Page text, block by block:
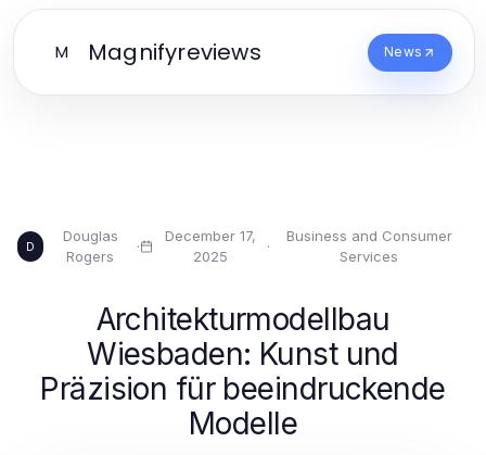
M Magnifyreviews News
D
Douglas
Rogers
·
December 17,
2025
·
Business and Consumer
Services
Architekturmodellbau
Wiesbaden: Kunst und
Präzision für beeindruckende
Modelle